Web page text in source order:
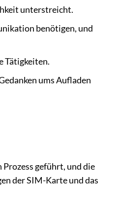
unterstreicht.
benötigen, und
Tätigkeiten.
ums Aufladen
geführt, und die
der SIM-Karte und das